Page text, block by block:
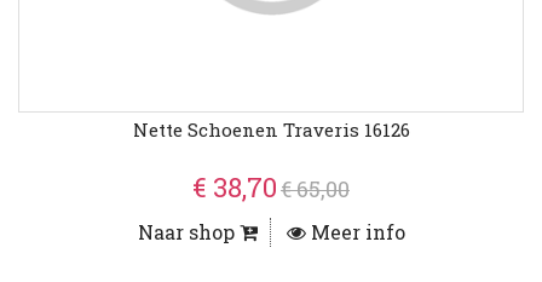
Nette Schoenen Traveris 16126
€ 38,70€ 65,00
Naar shop Meer info